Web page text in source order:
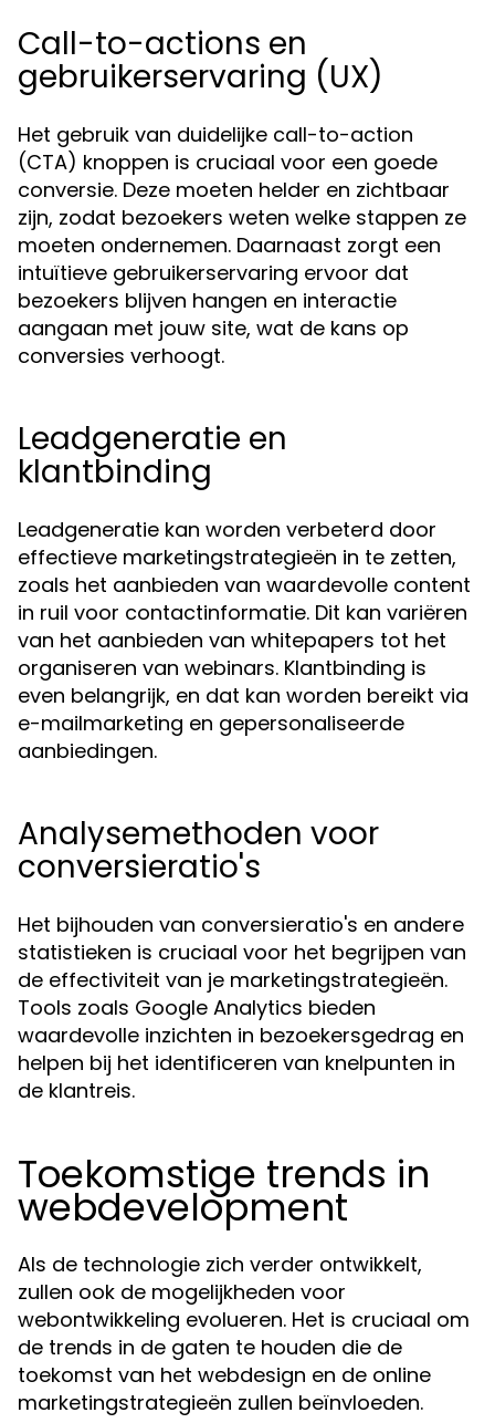
Call-to-actions en
gebruikerservaring (UX)
Het gebruik van duidelijke call-to-action
(CTA) knoppen is cruciaal voor een goede
conversie. Deze moeten helder en zichtbaar
zijn, zodat bezoekers weten welke stappen ze
moeten ondernemen. Daarnaast zorgt een
intuïtieve gebruikerservaring ervoor dat
bezoekers blijven hangen en interactie
aangaan met jouw site, wat de kans op
conversies verhoogt.
Leadgeneratie en
klantbinding
Leadgeneratie kan worden verbeterd door
effectieve marketingstrategieën in te zetten,
zoals het aanbieden van waardevolle content
in ruil voor contactinformatie. Dit kan variëren
van het aanbieden van whitepapers tot het
organiseren van webinars. Klantbinding is
even belangrijk, en dat kan worden bereikt via
e-mailmarketing en gepersonaliseerde
aanbiedingen.
Analysemethoden voor
conversieratio's
Het bijhouden van conversieratio's en andere
statistieken is cruciaal voor het begrijpen van
de effectiviteit van je marketingstrategieën.
Tools zoals Google Analytics bieden
waardevolle inzichten in bezoekersgedrag en
helpen bij het identificeren van knelpunten in
de klantreis.
Toekomstige trends in
webdevelopment
Als de technologie zich verder ontwikkelt,
zullen ook de mogelijkheden voor
webontwikkeling evolueren. Het is cruciaal om
de trends in de gaten te houden die de
toekomst van het webdesign en de online
marketingstrategieën zullen beïnvloeden.